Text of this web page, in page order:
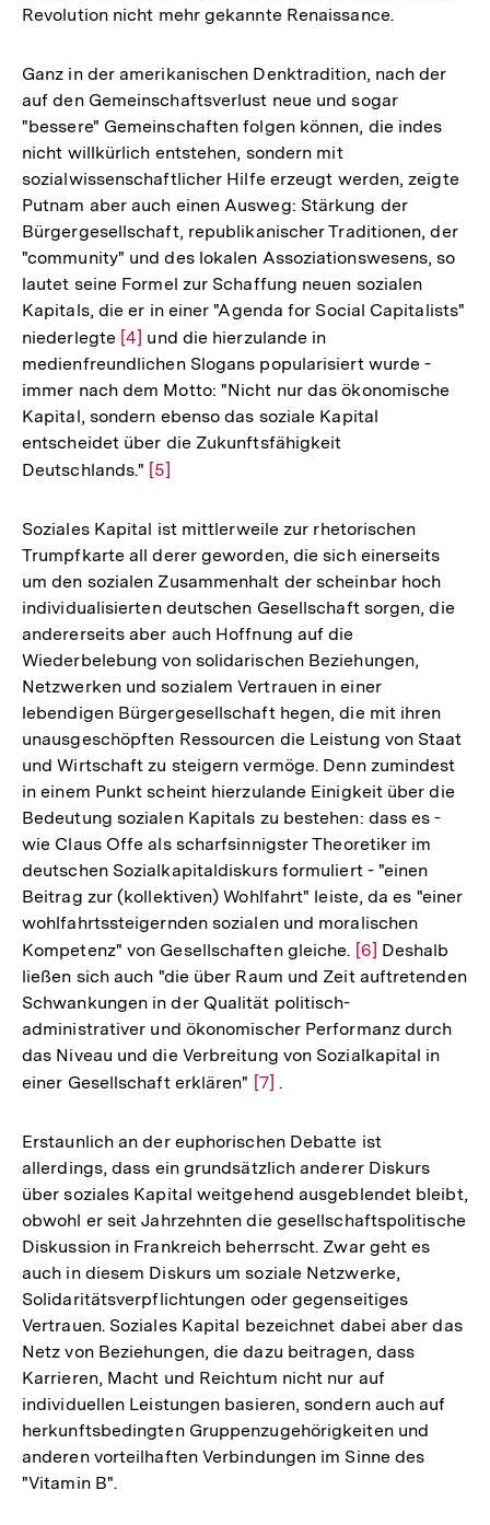
Revolution nicht mehr gekannte Renaissance.
Ganz in der amerikanischen Denktradition, nach der
auf den Gemeinschaftsverlust neue und sogar
"bessere" Gemeinschaften folgen können, die indes
nicht willkürlich entstehen, sondern mit
sozialwissenschaftlicher Hilfe erzeugt werden, zeigte
Putnam aber auch einen Ausweg: Stärkung der
Bürgergesellschaft, republikanischer Traditionen, der
"community" und des lokalen Assoziationswesens, so
lautet seine Formel zur Schaffung neuen sozialen
Kapitals, die er in einer "Agenda for Social Capitalists"
niederlegte Zur
Auflösung
der
Fußnote
[4] und die hierzulande in
medienfreundlichen Slogans popularisiert wurde -
immer nach dem Motto: "Nicht nur das ökonomische
Kapital, sondern ebenso das soziale Kapital
entscheidet über die Zukunftsfähigkeit
Deutschlands." Zur
der
Fußnote
[5]
Soziales Kapital ist mittlerweile zur rhetorischen
Trumpfkarte all derer geworden, die sich einerseits
um den sozialen Zusammenhalt der scheinbar hoch
individualisierten deutschen Gesellschaft sorgen, die
andererseits aber auch Hoffnung auf die
Wiederbelebung von solidarischen Beziehungen,
Netzwerken und sozialem Vertrauen in einer
lebendigen Bürgergesellschaft hegen, die mit ihren
unausgeschöpften Ressourcen die Leistung von Staat
und Wirtschaft zu steigern vermöge. Denn zumindest
in einem Punkt scheint hierzulande Einigkeit über die
Bedeutung sozialen Kapitals zu bestehen: dass es -
wie Claus Offe als scharfsinnigster Theoretiker im
deutschen Sozialkapitaldiskurs formuliert - "einen
Beitrag zur (kollektiven) Wohlfahrt" leiste, da es "einer
wohlfahrtssteigernden sozialen und moralischen
Kompetenz" von Gesellschaften gleiche. Zur
Auflösung
Fußnote
[6] Deshalb
ließen sich auch "die über Raum und Zeit auftretenden
Schwankungen in der Qualität politisch-
administrativer und ökonomischer Performanz durch
das Niveau und die Verbreitung von Sozialkapital in
einer Gesellschaft erklären" Zur
der
Fußnote
[7] .
Erstaunlich an der euphorischen Debatte ist
allerdings, dass ein grundsätzlich anderer Diskurs
über soziales Kapital weitgehend ausgeblendet bleibt,
obwohl er seit Jahrzehnten die gesellschaftspolitische
Diskussion in Frankreich beherrscht. Zwar geht es
auch in diesem Diskurs um soziale Netzwerke,
Solidaritätsverpflichtungen oder gegenseitiges
Vertrauen. Soziales Kapital bezeichnet dabei aber das
Netz von Beziehungen, die dazu beitragen, dass
Karrieren, Macht und Reichtum nicht nur auf
individuellen Leistungen basieren, sondern auch auf
herkunftsbedingten Gruppenzugehörigkeiten und
anderen vorteilhaften Verbindungen im Sinne des
"Vitamin B".